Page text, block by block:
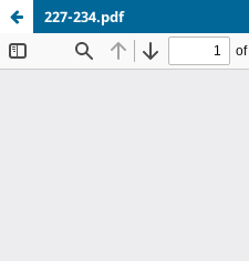
227-234.pdf